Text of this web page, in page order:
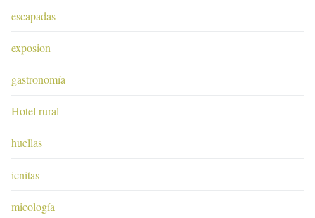
escapadas
exposion
gastronomía
Hotel rural
huellas
icnitas
micología